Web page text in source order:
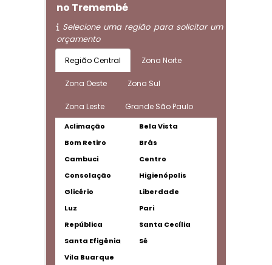
no Tremembé
Selecione uma região para solicitar um
orçamento
Região Central Zona Norte
Zona Oeste Zona Sul
Zona Leste Grande São Paulo
Aclimação
Bela Vista
Bom Retiro
Brás
Cambuci
Centro
Consolação
Higienópolis
Glicério
Liberdade
Luz
Pari
República
Santa Cecília
Santa Efigênia
Sé
Vila Buarque